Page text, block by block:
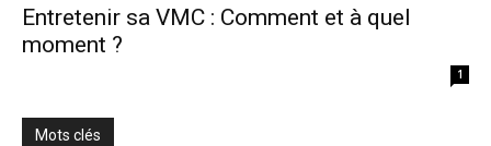
Entretenir sa VMC : Comment et à quel
moment ?
1
Mots clés